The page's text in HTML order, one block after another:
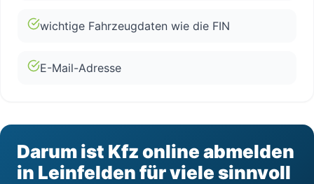
wichtige Fahrzeugdaten wie die FIN
E-Mail-Adresse
Darum ist Kfz online abmelden
in Leinfelden für viele sinnvoll